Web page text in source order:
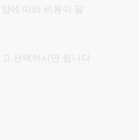
에 따라 비용이 달
선택하시면 됩니다